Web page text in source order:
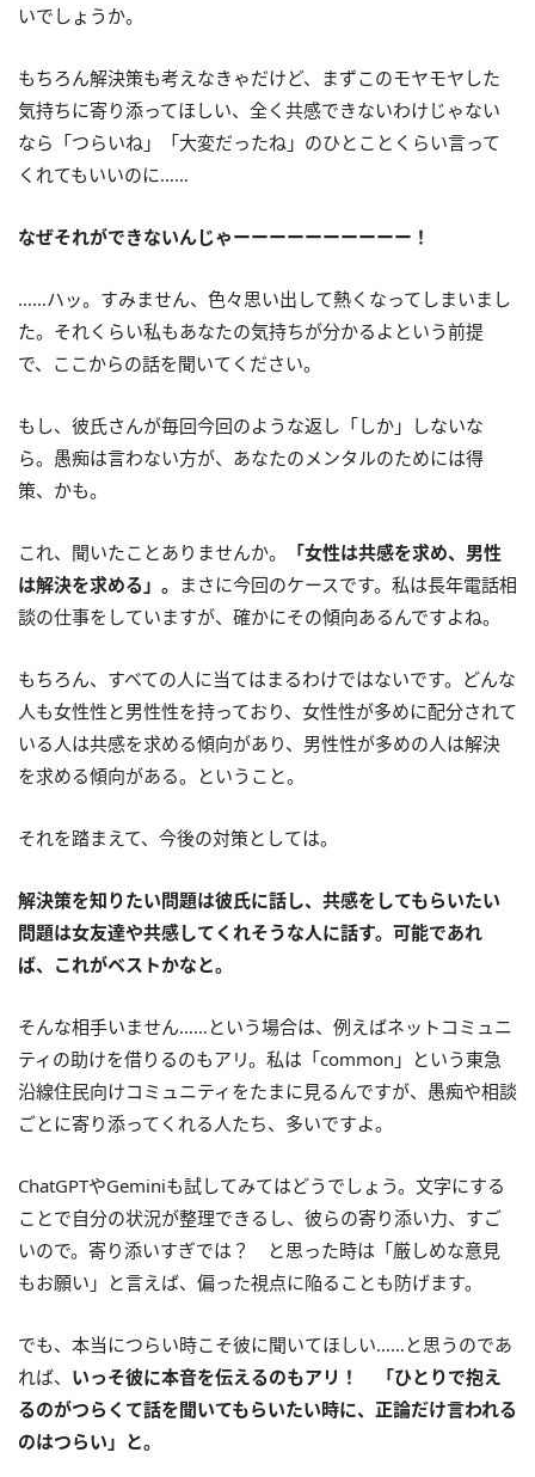
いでしょうか。
もちろん解決策も考えなきゃだけど、まずこのモヤモヤした
気持ちに寄り添ってほしい、全く共感できないわけじゃない
なら「つらいね」「大変だったね」のひとことくらい言って
くれてもいいのに……
なぜそれができないんじゃーーーーーーーーーー！
……ハッ。すみません、色々思い出して熱くなってしまいまし
た。それくらい私もあなたの気持ちが分かるよという前提
で、ここからの話を聞いてください。
もし、彼氏さんが毎回今回のような返し「しか」しないな
ら。愚痴は言わない方が、あなたのメンタルのためには得
策、かも。
これ、聞いたことありませんか。
「女性は共感を求め、男性
は解決を求める」。 まさに今回のケースです。私は長年電話相
談の仕事をしていますが、確かにその傾向あるんですよね。
もちろん、すべての人に当てはまるわけではないです。どんな
人も女性性と男性性を持っており、女性性が多めに配分されて
いる人は共感を求める傾向があり、男性性が多めの人は解決
を求める傾向がある。ということ。
それを踏まえて、今後の対策としては。
解決策を知りたい問題は彼氏に話し、共感をしてもらいたい
問題は女友達や共感してくれそうな人に話す。可能であれ
ば、これがベストかなと。
そんな相手いません……という場合は、例えばネットコミュニ
ティの助けを借りるのもアリ。私は「common」という東急
沿線住民向けコミュニティをたまに見るんですが、愚痴や相談
ごとに寄り添ってくれる人たち、多いですよ。
ChatGPTやGeminiも試してみてはどうでしょう。文字にする
ことで自分の状況が整理できるし、彼らの寄り添い力、すご
いので。寄り添いすぎでは？ と思った時は「厳しめな意見
もお願い」と言えば、偏った視点に陥ることも防げます。
でも、本当につらい時こそ彼に聞いてほしい……と思うのであ
れば、 いっそ彼に本音を伝えるのもアリ！ 「ひとりで抱え
るのがつらくて話を聞いてもらいたい時に、正論だけ言われる
のはつらい」と。